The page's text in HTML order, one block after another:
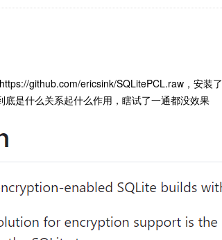
https://github.com/ericsink/SQLitePCL.raw ，安装了
是什么关系起什么作用，瞎试了一通都没效果